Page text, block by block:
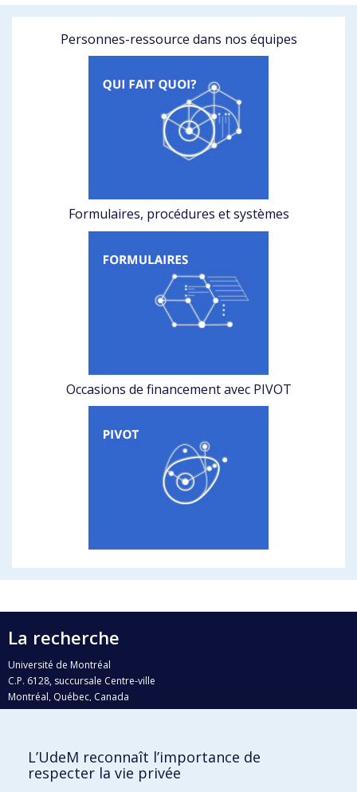
Personnes-ressource dans nos équipes
Formulaires, procédures et systèmes
Occasions de financement avec PIVOT
La recherche
Université de Montréal
C.P. 6128, succursale Centre-ville
Montréal, Québec, Canada
H3C 3J7
Qui fait quoi?
L’UdeM reconnaît l’importance de
respecter la vie privée